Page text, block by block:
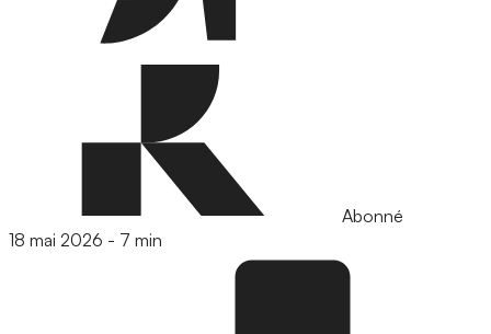
Abonné
18 mai 2026 - 7 min